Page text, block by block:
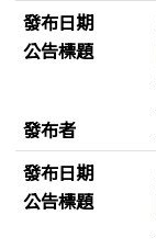
發布日期
公告標題
發布者
發布日期
公告標題